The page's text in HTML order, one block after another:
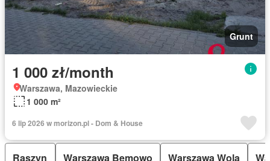
Grunt
1 000 zł/month
Warszawa, Mazowieckie
1 000 m²
6 lip 2026 w morizon.pl - Dom & House
Raszyn Warszawa Bemowo Warszawa Wola